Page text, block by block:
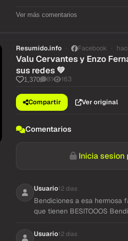
Ver más comentarios
Resumido.info Facebook
Valu Cervantes y Enzo
sus redes 💚
1,370 81 163
Compartir Ver original
Comentarios
Inicia sesion
Usuario12 dias
Bendiciones a esa hermosa
que tienen BESITOOOS
Usuario12 dias